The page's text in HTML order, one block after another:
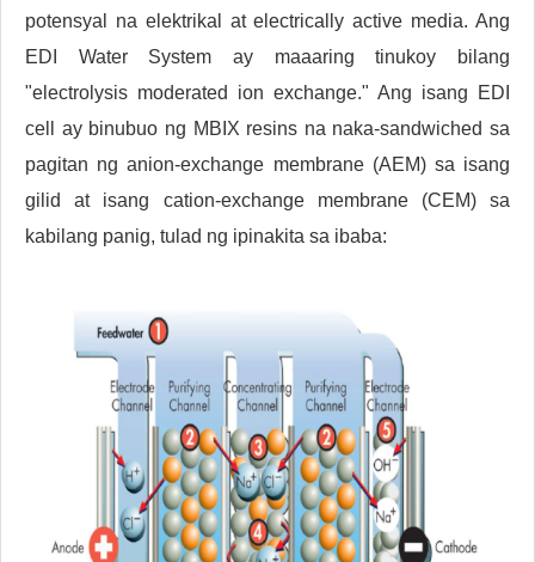
potensyal na elektrikal at electrically active media. Ang
EDI Water System ay maaaring tinukoy bilang
"electrolysis moderated ion exchange." Ang isang EDI
cell ay binubuo ng MBIX resins na naka-sandwiched sa
pagitan ng anion-exchange membrane (AEM) sa isang
gilid at isang cation-exchange membrane (CEM) sa
kabilang panig, tulad ng ipinakita sa ibaba: